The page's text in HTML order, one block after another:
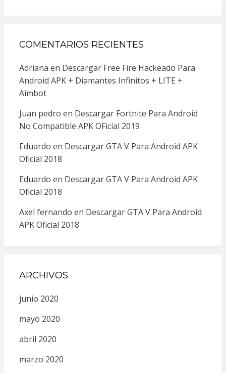
COMENTARIOS RECIENTES
Adriana en Descargar Free Fire Hackeado Para
Android APK + Diamantes Infinitos + LITE +
Aimbot
Juan pedro en Descargar Fortnite Para Android
No Compatible APK OFicial 2019
Eduardo en Descargar GTA V Para Android APK
Oficial 2018
Eduardo en Descargar GTA V Para Android APK
Oficial 2018
Axel fernando en Descargar GTA V Para Android
APK Oficial 2018
ARCHIVOS
junio 2020
mayo 2020
abril 2020
marzo 2020